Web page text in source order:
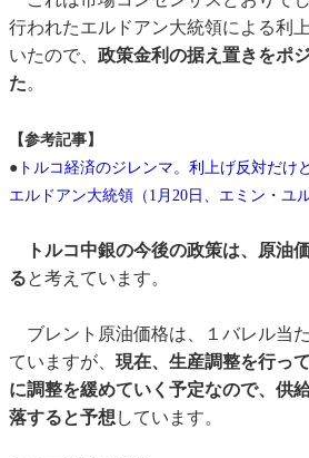
行われたエルドアン大統領による利
いたので、 政策金利の据え置きをポ
た。
【参考記事】
● トルコ経済のジレンマ。利上げ反対だけ
エルドアン大統領（1月20日、エミン・ユル
トルコ中銀の今後の政策は、原油
ると考えています。
ブレント原油価格は、１バレル当
ていますが、 現在、生産調整を行っ
に調整を緩めていく予定なので、供
落すると予想 しています。